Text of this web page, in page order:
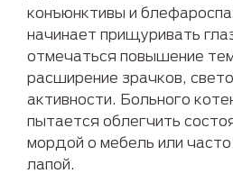
конъюнктивы и
начинает прищуривать
отмечаться повышение
расширение зрачков,
активности. Больного
пытается облегчить
мордой о мебель или часто
лапой.